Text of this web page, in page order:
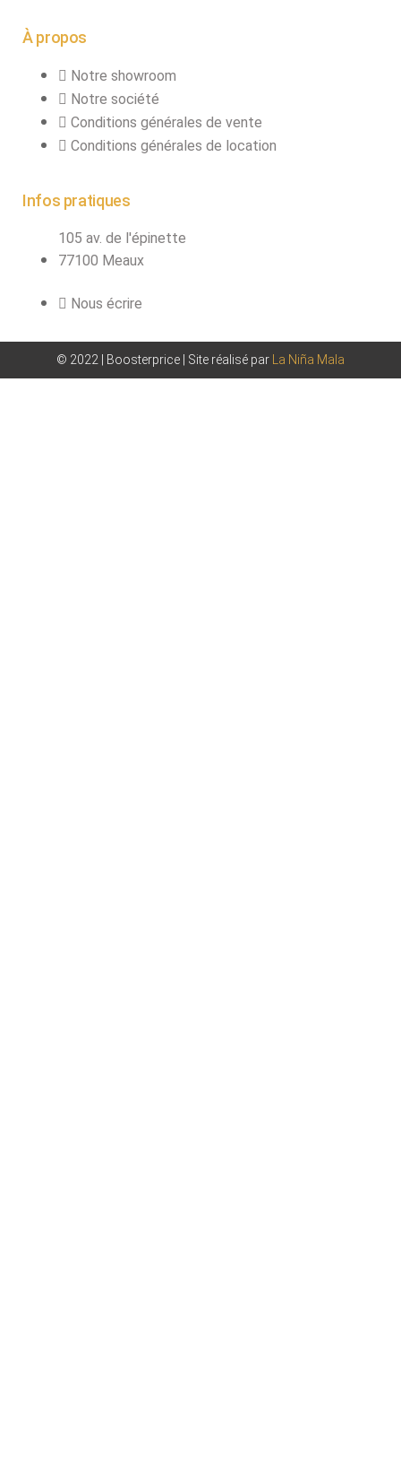
À propos
Notre showroom
Notre société
Conditions générales de vente
Conditions générales de location
Infos pratiques
105 av. de l'épinette
77100 Meaux
Nous écrire
© 2022 | Boosterprice | Site réalisé par La Niña Mala